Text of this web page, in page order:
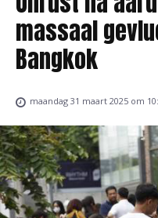
massaal
Bangkok
maandag 31 maart 2025 om